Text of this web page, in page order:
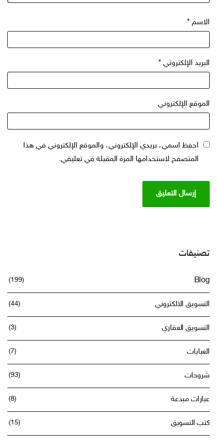
الاسم *
البريد الإلكتروني *
الموقع الإلكتروني
احفظ اسمي، بريدي الإلكتروني، والموقع الإلكتروني في هذا
المتصفح لاستخدامها المرة المقبلة في تعليقي.
تصنيفات
Blog
(199)
التسويق الالكتروني (44)
التسويق العقاري (3)
العبايات (7)
شروحات (93)
عبارات مبدعة (8)
كتب التسويق (15)